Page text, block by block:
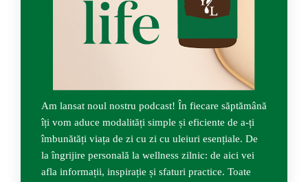
Am lansat noul nostru podcast! În fiecare săptămână
îți vom aduce modalități simple și eficiente de a-ți
îmbunătăți viața de zi cu zi cu uleiuri esențiale. De
la îngrijire personală la wellness zilnic: de aici vei
afla informații, inspirație și sfaturi practice. Toate